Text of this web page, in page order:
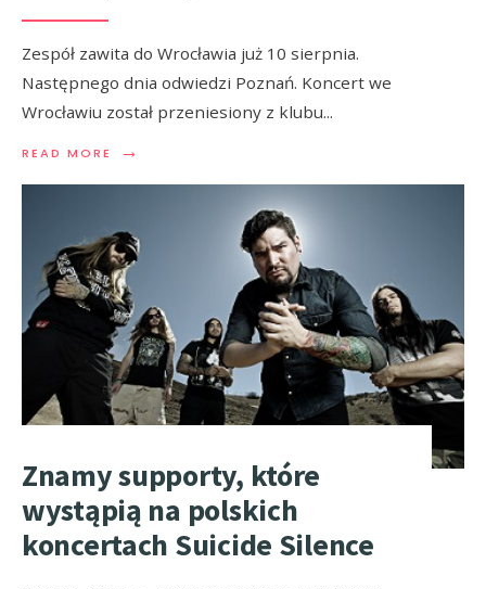
Zespół zawita do Wrocławia już 10 sierpnia.
Następnego dnia odwiedzi Poznań. Koncert we
Wrocławiu został przeniesiony z klubu...
READ MORE →
Znamy supporty, które
wystąpią na polskich
koncertach Suicide Silence